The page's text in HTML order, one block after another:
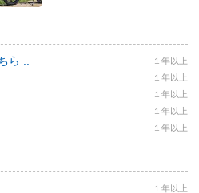
ら .. １年以上
１年以上
１年以上
１年以上
１年以上
１年以上